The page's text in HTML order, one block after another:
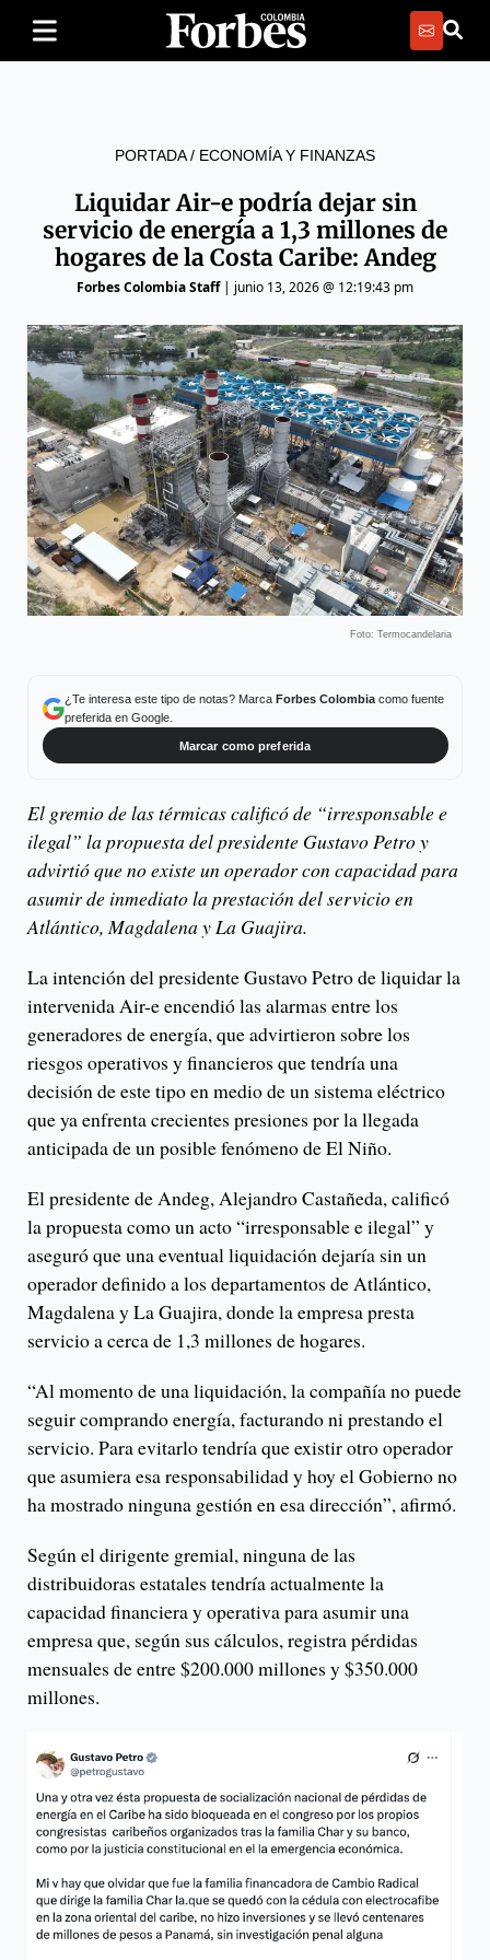
PORTADA/ ECONOMÍA Y FINANZAS
Liquidar Air-e podría dejar sin
servicio de energía a 1,3 millones de
hogares de la Costa Caribe: Andeg
Forbes Colombia Staff| junio 13, 2026 @ 12:19:43 pm
Foto: Termocandelaria
¿Te interesa este tipo de notas? Marca Forbes Colombiacomo fuente
preferida en Google.
Marcar como preferida
El gremio de las térmicas calificó de “irresponsable e
ilegal” la propuesta del presidente Gustavo Petro y
advirtió que no existe un operador con capacidad para
asumir de inmediato la prestación del servicio en
Atlántico, Magdalena y La Guajira.
La intención del presidente Gustavo Petro de liquidar la
intervenida Air-e encendió las alarmas entre los
generadores de energía, que advirtieron sobre los
riesgos operativos y financieros que tendría una
decisión de este tipo en medio de un sistema eléctrico
que ya enfrenta crecientes presiones por la llegada
anticipada de un posible fenómeno de El Niño.
El presidente de Andeg, Alejandro Castañeda, calificó
la propuesta como un acto “irresponsable e ilegal” y
aseguró que una eventual liquidación dejaría sin un
operador definido a los departamentos de Atlántico,
Magdalena y La Guajira, donde la empresa presta
servicio a cerca de 1,3 millones de hogares.
“Al momento de una liquidación, la compañía no puede
seguir comprando energía, facturando ni prestando el
servicio. Para evitarlo tendría que existir otro operador
que asumiera esa responsabilidad y hoy el Gobierno no
ha mostrado ninguna gestión en esa dirección”, afirmó.
Según el dirigente gremial, ninguna de las
distribuidoras estatales tendría actualmente la
capacidad financiera y operativa para asumir una
empresa que, según sus cálculos, registra pérdidas
mensuales de entre $200.000 millones y $350.000
millones.